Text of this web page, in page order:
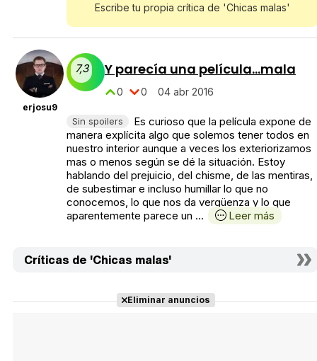
Escribe tu propia crítica de 'Chicas malas'
erjosu9
7,3 Y parecía una película...mala
0 0 04 abr 2016
Sin spoilers
Es curioso que la película expone de
manera explícita algo que solemos tener todos en
nuestro interior aunque a veces los exteriorizamos
mas o menos según se dé la situación. Estoy
hablando del prejuicio, del chisme, de las mentiras,
de subestimar e incluso humillar lo que no
conocemos, lo que nos da vergüenza y lo que
aparentemente parece un ...
Leer más
Críticas de 'Chicas malas'
Eliminar anuncios